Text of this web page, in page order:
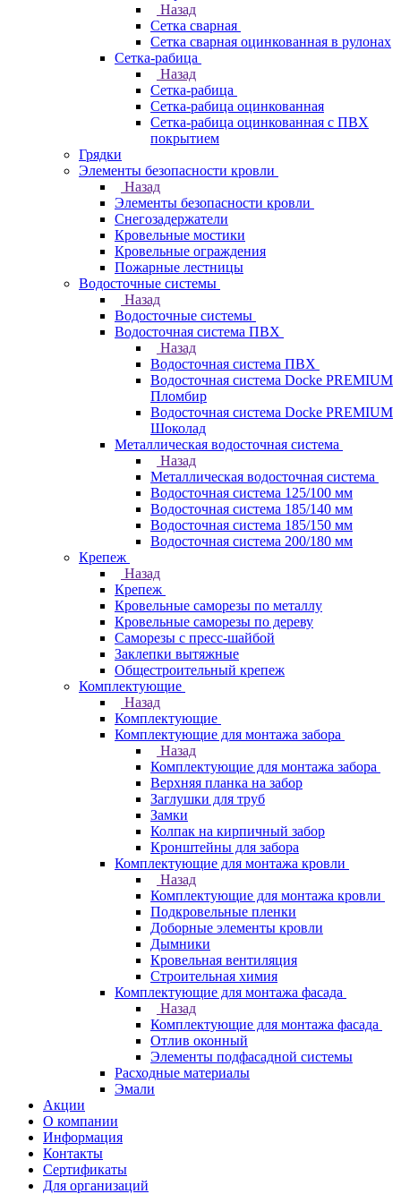
Назад
Сетка сварная
Сетка сварная оцинкованная в рулонах
Сетка-рабица
Назад
Сетка-рабица
Сетка-рабица оцинкованная
Сетка-рабица оцинкованная с ПВХ
покрытием
Грядки
Элементы безопасности кровли
Назад
Элементы безопасности кровли
Снегозадержатели
Кровельные мостики
Кровельные ограждения
Пожарные лестницы
Водосточные системы
Назад
Водосточные системы
Водосточная система ПВХ
Назад
Водосточная система ПВХ
Водосточная система Docke PREMIUM
Пломбир
Водосточная система Docke PREMIUM
Шоколад
Металлическая водосточная система
Назад
Металлическая водосточная система
Водосточная система 125/100 мм
Водосточная система 185/140 мм
Водосточная система 185/150 мм
Водосточная система 200/180 мм
Крепеж
Назад
Крепеж
Кровельные саморезы по металлу
Кровельные саморезы по дереву
Саморезы с пресс-шайбой
Заклепки вытяжные
Общестроительный крепеж
Комплектующие
Назад
Комплектующие
Комплектующие для монтажа забора
Назад
Комплектующие для монтажа забора
Верхняя планка на забор
Заглушки для труб
Замки
Колпак на кирпичный забор
Кронштейны для забора
Комплектующие для монтажа кровли
Назад
Комплектующие для монтажа кровли
Подкровельные пленки
Доборные элементы кровли
Дымники
Кровельная вентиляция
Строительная химия
Комплектующие для монтажа фасада
Назад
Комплектующие для монтажа фасада
Отлив оконный
Элементы подфасадной системы
Расходные материалы
Эмали
Акции
О компании
Информация
Контакты
Сертификаты
Для организаций